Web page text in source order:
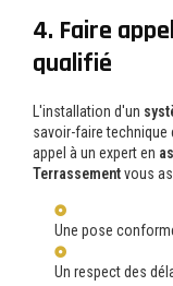
4. Faire
qualifié
L'installation d'un
savoir-faire technique
appel à un expert en
Terrassementvous
Une pose
Un respect des